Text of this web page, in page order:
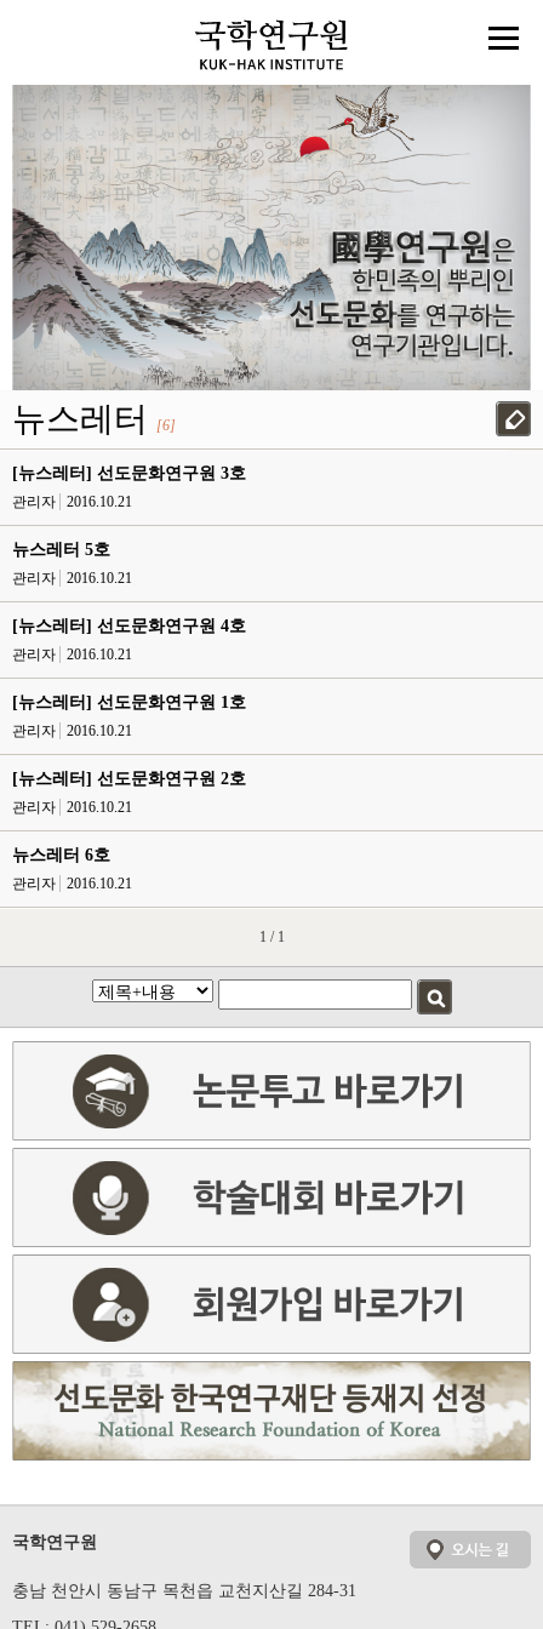
뉴스레터 [6]
[뉴스레터] 선도문화연구원 3호
관리자 2016.10.21
뉴스레터 5호
관리자 2016.10.21
[뉴스레터] 선도문화연구원 4호
관리자 2016.10.21
[뉴스레터] 선도문화연구원 1호
관리자 2016.10.21
[뉴스레터] 선도문화연구원 2호
관리자 2016.10.21
뉴스레터 6호
관리자 2016.10.21
1 / 1
국학연구원
충남 천안시 동남구 목천읍 교천지산길 284-31